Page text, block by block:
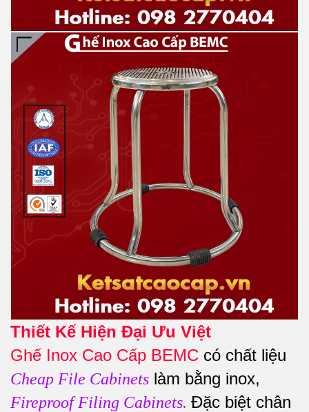
Thiết Kế Hiện Đại Ưu Việt
Ghế Inox Cao Cấp BEMC có chất liệu
Cheap File Cabinets làm bằng inox,
Fireproof Filing Cabinets. Đặc biệt chân